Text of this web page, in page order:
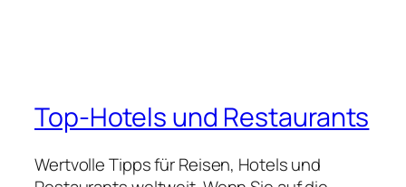
Top-Hotels und Restaurants
Wertvolle Tipps für Reisen, Hotels und